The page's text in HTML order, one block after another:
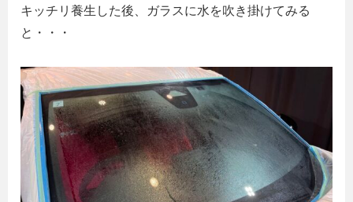
キッチリ養生した後、ガラスに水を吹き掛けてみる
と・・・